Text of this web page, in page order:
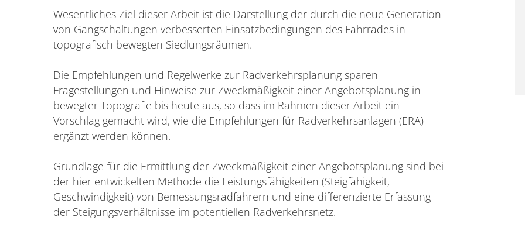
Wesentliches Ziel dieser Arbeit ist die Darstellung der durch die neue Generation
von Gangschaltungen verbesserten Einsatzbedingungen des Fahrrades in
topografisch bewegten Siedlungsräumen.
Die Empfehlungen und Regelwerke zur Radverkehrsplanung sparen
Fragestellungen und Hinweise zur Zweckmäßigkeit einer Angebotsplanung in
bewegter Topografie bis heute aus, so dass im Rahmen dieser Arbeit ein
Vorschlag gemacht wird, wie die Empfehlungen für Radverkehrsanlagen (ERA)
ergänzt werden können.
Grundlage für die Ermittlung der Zweckmäßigkeit einer Angebotsplanung sind bei
der hier entwickelten Methode die Leistungsfähigkeiten (Steigfähigkeit,
Geschwindigkeit) von Bemessungsradfahrern und eine differenzierte Erfassung
der Steigungsverhältnisse im potentiellen Radverkehrsnetz.